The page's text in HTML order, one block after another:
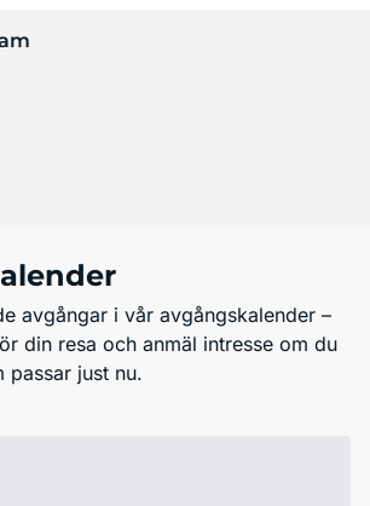
avgångar i vår avgångskalender –
din resa och anmäl intresse om du
passar just nu.